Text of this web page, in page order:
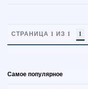
СТРАНИЦА 1 ИЗ 1 1
Самое популярное